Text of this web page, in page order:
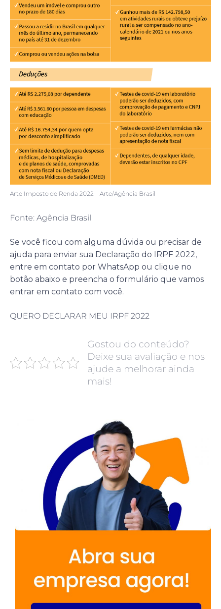
Arte Imposto de Renda 2022 – Arte/Agência Brasil
Fonte: Agência Brasil
Se você ficou com alguma dúvida ou precisar de
ajuda para enviar sua Declaração do IRPF 2022,
entre em contato por WhatsApp ou clique no
botão abaixo e preencha o formulário que vamos
entrar em contato com você.
QUERO DECLARAR MEU IRPF 2022
Gostou do conteúdo?
Deixe sua avaliação e nos
ajude a melhorar ainda
mais!